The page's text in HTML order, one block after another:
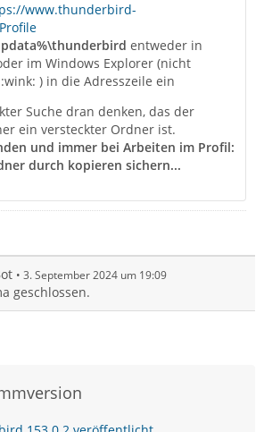
www.thunderbird-
entweder in
im Windows Explorer (nicht
) in die Adresszeile ein
Suche dran denken, das der
ein versteckter Ordner ist.
und immer bei Arbeiten im Profil:
durch kopieren sichern...
3. September 2024 um 19:09
geschlossen.